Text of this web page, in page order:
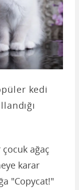
kedi
ağaç
karar
"Copycat!"